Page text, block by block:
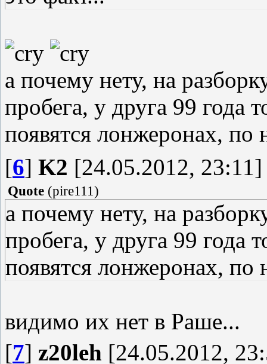
а почему нету, на
пробега, у друга 99 года
появятся лонжеронах, по
[6] K2 [24.05.2012, 23:11]
Quote (pire111)
а почему нету, на
пробега, у друга 99 года
появятся лонжеронах, по
видимо их нет в Раше...
[7] z20leh [24.05.2012,